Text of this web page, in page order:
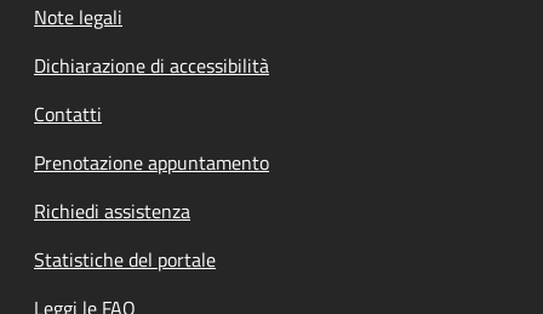
Note legali
Dichiarazione di accessibilità
Contatti
Prenotazione appuntamento
Richiedi assistenza
Statistiche del portale
Leggi le FAQ